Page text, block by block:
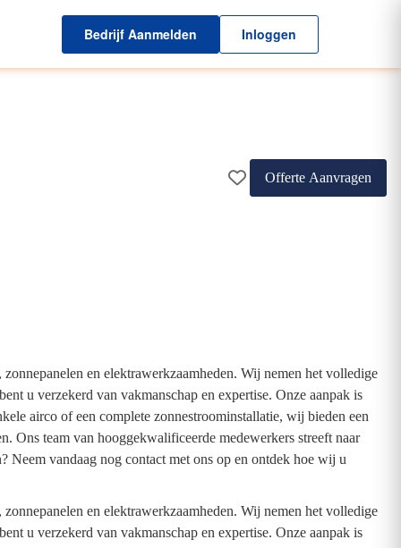
Bedrijf Aanmelden Inloggen
Offerte Aanvragen
en elektrawerkzaamheden. Wij nemen het volledige
u verzekerd van vakmanschap en expertise. Onze aanpak is
airco of een complete zonnestroominstallatie, wij bieden een
Ons team van hooggekwalificeerde medewerkers streeft naar
Neem vandaag nog contact met ons op en ontdek hoe wij u
en elektrawerkzaamheden. Wij nemen het volledige
u verzekerd van vakmanschap en expertise. Onze aanpak is